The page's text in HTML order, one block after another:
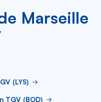
Marseille
(LYS)
TGV (BOD)